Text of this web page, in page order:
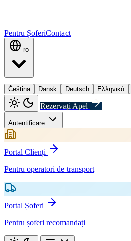
Pentru ȘoferiContact
ro
Čeština Dansk Deutsch Ελληνικά
Rezervați Apel
Autentificare
Portal Clienți
Pentru operatori de transport
Portal Șoferi
Pentru șoferi recomandați